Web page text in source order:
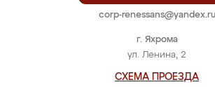
г. Яхрома
ул. Ленина, 2
СХЕМА ПРОЕЗДА
corp-renessans@yandex.ru